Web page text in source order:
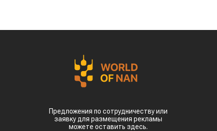
Предложения по сотрудничеству или
заявку для размещения рекламы
можете оставить здесь.